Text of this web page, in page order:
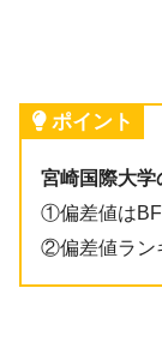
ポイント
宮崎国際大学
①偏差値は
②偏差値ラン